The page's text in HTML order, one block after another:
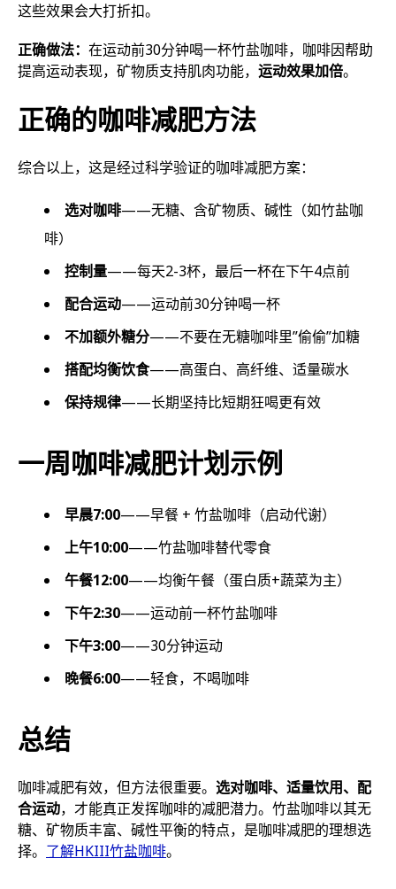
这些效果会大打折扣。
正确做法： 在运动前30分钟喝一杯竹盐咖啡，咖啡因帮助
提高运动表现，矿物质支持肌肉功能， 运动效果加倍。
正确的咖啡减肥方法
综合以上，这是经过科学验证的咖啡减肥方案：
选对咖啡——无糖、含矿物质、碱性（如竹盐咖
啡）
控制量——每天2-3杯，最后一杯在下午4点前
配合运动——运动前30分钟喝一杯
不加额外糖分——不要在无糖咖啡里”偷偷”加糖
搭配均衡饮食——高蛋白、高纤维、适量碳水
保持规律——长期坚持比短期狂喝更有效
一周咖啡减肥计划示例
早晨7:00——早餐 + 竹盐咖啡（启动代谢）
上午10:00——竹盐咖啡替代零食
午餐12:00——均衡午餐（蛋白质+蔬菜为主）
下午2:30——运动前一杯竹盐咖啡
下午3:00——30分钟运动
晚餐6:00——轻食，不喝咖啡
总结
咖啡减肥有效，但方法很重要。 选对咖啡、适量饮用、配
合运动，才能真正发挥咖啡的减肥潜力。竹盐咖啡以其无
糖、矿物质丰富、碱性平衡的特点，是咖啡减肥的理想选
择。 了解HKIII竹盐咖啡。